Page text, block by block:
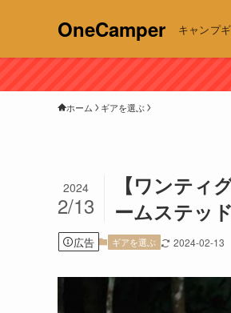
OneCamper キャンプ
ホーム ギアを選ぶ
【ワンティ
ームステッ
2024
2/13
広告 ギアを選ぶ 2024-02-13